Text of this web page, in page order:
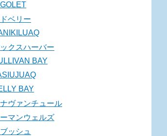
ベリー
クスハーバー
BAY
BAY
ヴァンチュール
ーマンウェルズ
ッシュ